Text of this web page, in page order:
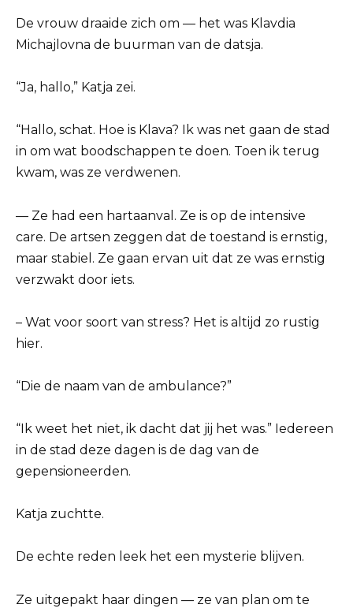
De vrouw draaide zich om — het was Klavdia
Michajlovna de buurman van de datsja.
“Ja, hallo,” Katja zei.
“Hallo, schat. Hoe is Klava? Ik was net gaan de stad
in om wat boodschappen te doen. Toen ik terug
kwam, was ze verdwenen.
— Ze had een hartaanval. Ze is op de intensive
care. De artsen zeggen dat de toestand is ernstig,
maar stabiel. Ze gaan ervan uit dat ze was ernstig
verzwakt door iets.
– Wat voor soort van stress? Het is altijd zo rustig
hier.
“Die de naam van de ambulance?”
“Ik weet het niet, ik dacht dat jij het was.” Iedereen
in de stad deze dagen is de dag van de
gepensioneerden.
Katja zuchtte.
De echte reden leek het een mysterie blijven.
Ze uitgepakt haar dingen — ze van plan om te